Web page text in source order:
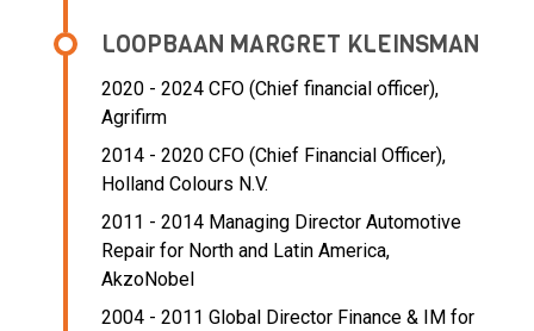
LOOPBAAN MARGRET KLEINSMAN
2020 - 2024 CFO (Chief financial officer),
Agrifirm
2014 - 2020 CFO (Chief Financial Officer),
Holland Colours N.V.
2011 - 2014 Managing Director Automotive
Repair for North and Latin America,
AkzoNobel
2004 - 2011 Global Director Finance & IM for